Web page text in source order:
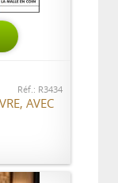
Réf.: R3434
AVEC